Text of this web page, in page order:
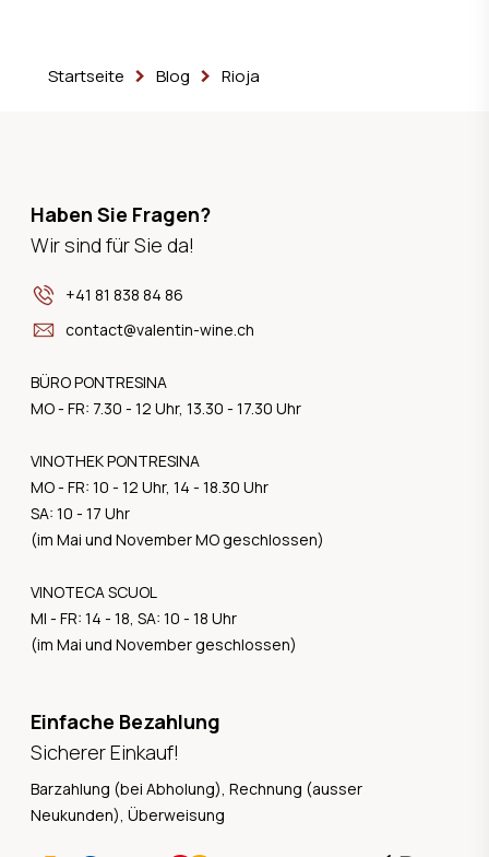
Startseite Blog Rioja
Haben Sie Fragen?
Wir sind für Sie da!
+41 81 838 84 86
contact@valentin-wine.ch
BÜRO PONTRESINA
MO - FR: 7.30 - 12 Uhr, 13.30 - 17.30 Uhr
VINOTHEK PONTRESINA
MO - FR: 10 - 12 Uhr, 14 - 18.30 Uhr
SA: 10 - 17 Uhr
(im Mai und November MO geschlossen)
VINOTECA SCUOL
MI - FR: 14 - 18, SA: 10 - 18 Uhr
(im Mai und November geschlossen)
Einfache Bezahlung
Sicherer Einkauf!
Barzahlung (bei Abholung), Rechnung (ausser
Neukunden), Überweisung